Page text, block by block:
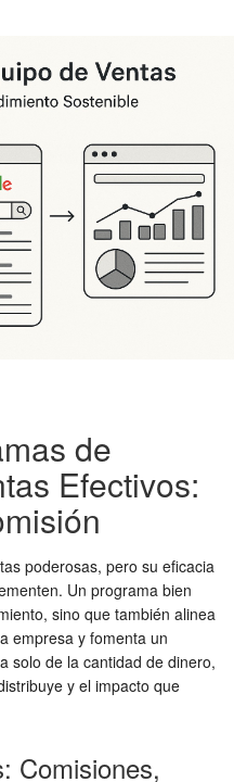
de
Efectivos:
poderosas, pero su eficacia
Un programa bien
sino que también alinea
empresa y fomenta un
solo de la cantidad de dinero,
y el impacto que
Comisiones,